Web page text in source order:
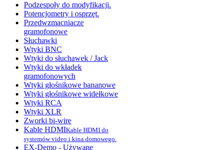
Podzespoły do modyfikacji.
Potencjometry i osprzęt.
Przedwzmacniacze
gramofonowe
Słuchawki
Wtyki BNC
Wtyki do słuchawek / Jack
Wtyki do wkładek
gramofonowych
Wtyki głośnikowe bananowe
Wtyki głośnikowe widełkowe
Wtyki RCA
Wtyki XLR
Zworki bi-wire
Kable HDMIKable HDMI do
systemów video i kina domowego.
EX-Demo - Używane